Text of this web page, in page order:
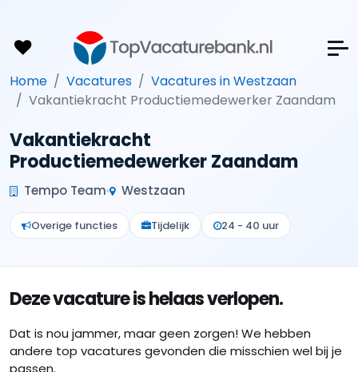
Home Vacatures
Vacatures in Westzaan
Vakantiekracht Productiemedewerker Zaandam
Vakantiekracht
Productiemedewerker Zaandam
Tempo Team Westzaan
Overige functies Tijdelijk 24 - 40 uur
Deze vacature is helaas verlopen.
Dat is nou jammer, maar geen zorgen! We hebben
andere top vacatures gevonden die misschien wel bij je
passen.